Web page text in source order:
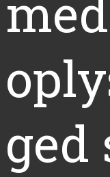
ged